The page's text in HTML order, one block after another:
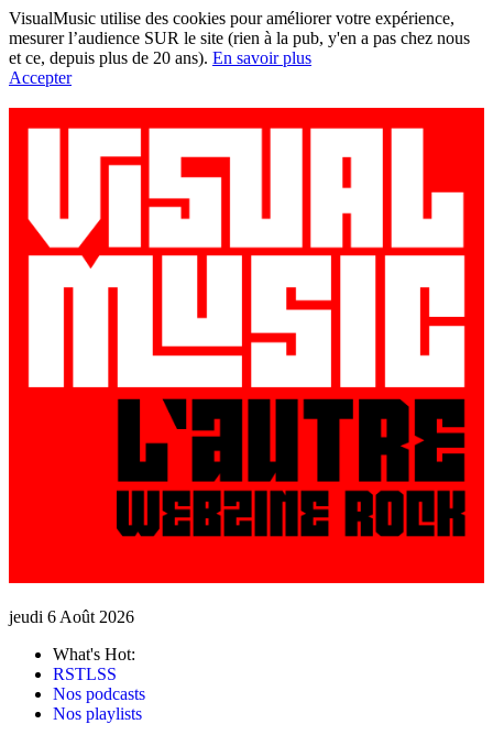
VisualMusic utilise des cookies pour améliorer votre expérience,
mesurer l’audience SUR le site (rien à la pub, y'en a pas chez nous
et ce, depuis plus de 20 ans). En savoir plus
Accepter
jeudi 6 Août 2026
What's Hot:
RSTLSS
Nos podcasts
Nos playlists